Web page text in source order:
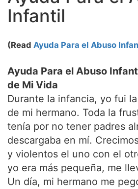
Infantil
(Read Ayuda Para el Abuso
Ayuda Para el Abuso
de Mi Vida
Durante la infancia, yo fui
de mi hermano. Toda la
tenía por no tener padres
descargaba en mí.
y violentos el uno con el
yo era más pequeña, me
Un día, mi hermano me